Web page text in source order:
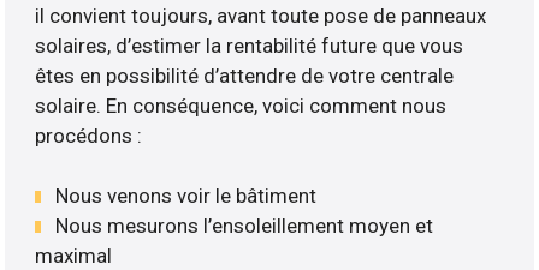
il convient toujours, avant toute pose de panneaux
solaires, d’estimer la rentabilité future que vous
êtes en possibilité d’attendre de votre centrale
solaire. En conséquence, voici comment nous
procédons :
Nous venons voir le bâtiment
Nous mesurons l’ensoleillement moyen et
maximal